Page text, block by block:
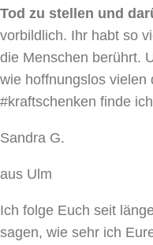
Tod zu stellen und
vorbildlich. Ihr habt so
die Menschen berührt.
wie hoffnungslos vielen
#kraftschenken finde
Sandra G.
aus Ulm
Ich folge Euch seit
sagen, wie sehr ich